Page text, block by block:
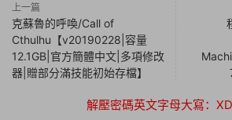
上一篇
克蘇魯的呼喚/Call of
Cthulhu【v20190228|容量
12.1GB|官方簡體中文|多項修改
器|贈部分滿技能初始存檔】
解壓密碼英文字母大寫：